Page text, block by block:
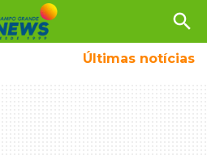
search
Últimas notícias